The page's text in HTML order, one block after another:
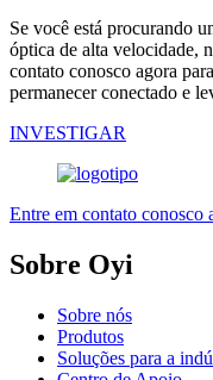
Se você está procurando
óptica de alta velocidade,
contato conosco agora
permanecer conectado e
INVESTIGAR
Entre em contato conosco
Sobre Oyi
Sobre nós
Produtos
Soluções para a